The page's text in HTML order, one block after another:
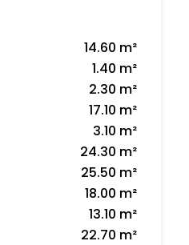
14.60 m²
1.40 m²
2.30 m²
17.10 m²
3.10 m²
24.30 m²
25.50 m²
18.00 m²
13.10 m²
22.70 m²